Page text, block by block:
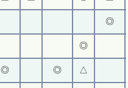
◎
◎
◎ ◎ △